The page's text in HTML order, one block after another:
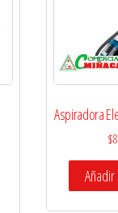
Aspiradora
$